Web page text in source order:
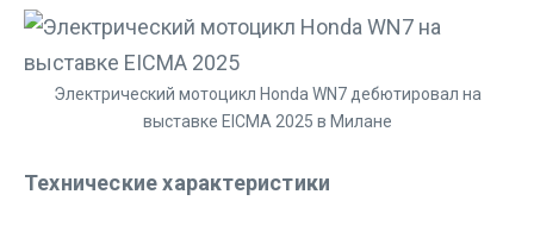
Электрический мотоцикл Honda WN7 дебютировал на
выставке EICMA 2025 в Милане
Технические характеристики